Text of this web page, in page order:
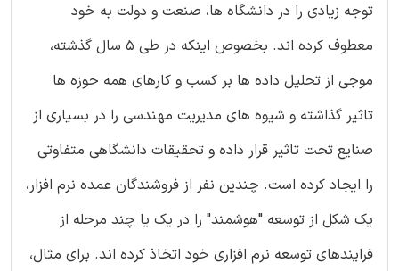
توجه زیادی را در دانشگاه ها، صنعت و دولت به خود
معطوف کرده اند. بخصوص اینکه در طی 5 سال گذشته،
موجی از تحلیل داده ها بر کسب و کارهای همه حوزه ها
تاثیر گذاشته و شیوه های مدیریت مهندسی را در بسیاری از
صنایع تحت تاثیر قرار داده و تحقیقات دانشگاهی متفاوتی
را ایجاد کرده است. چندین نفر از فروشندگان عمده نرم افزار،
یک شکل از توسعه "هوشمند" را در یک یا چند مرحله از
فرایندهای توسعه نرم افزاری خود اتخاذ کرده اند. برای مثال،